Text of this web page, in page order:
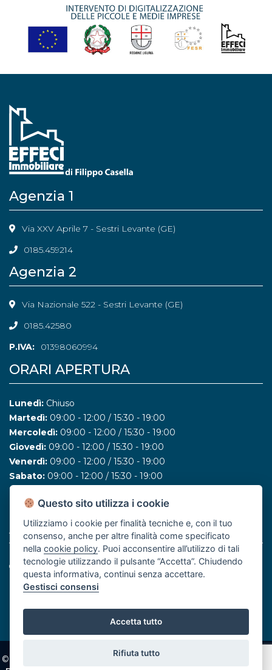
Agenzia 1
Via XXV Aprile 7 - Sestri Levante (GE)
0185.459214
Agenzia 2
Via Nazionale 522 - Sestri Levante (GE)
0185.42580
P.IVA:
01398060994
ORARI APERTURA
Lunedì: Chiuso
Martedì: 09:00 - 12:00 / 15:30 - 19:00
Mercoledì: 09:00 - 12:00 / 15:30 - 19:00
Giovedì: 09:00 - 12:00 / 15:30 - 19:00
Venerdì: 09:00 - 12:00 / 15:30 - 19:00
Sabato: 09:00 - 12:00 / 15:30 - 19:00
Domenica:
ASSOCIATO FIAIP
© Effeci Immobiliare di Filippo Casella - Created by
Questo sito utilizza i cookie
Utilizziamo i cookie per finalità tecniche e, con il tuo
consenso, anche per altre finalità come specificato
nellacookie policy. Puoi acconsentire all’utilizzo di tali
tecnologie utilizzando il pulsante “Accetta”. Chiudendo
questa informativa, continui senza accettare.
Gestisci consensi
Accetta tutto
Rifiuta tutto